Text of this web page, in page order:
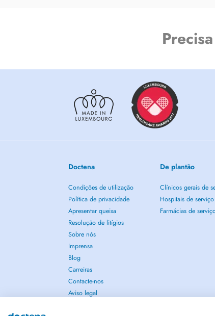
Doctena
Condições de utilização
Política de privacidade
Apresentar queixa
Resolução de litígios
Sobre nós
Imprensa
Blog
Carreiras
Contacte-nos
Aviso legal
De plantão
Clínicos gerais de
Hospitais de serviço
Farmácias de